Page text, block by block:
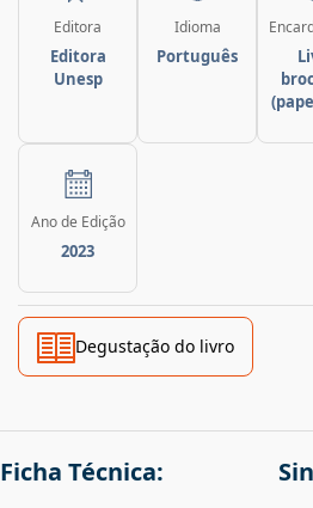
Editora
Editora
Unesp
Idioma
Português
Ano de Edição
2023
Degustação do livro
Ficha Técnica: